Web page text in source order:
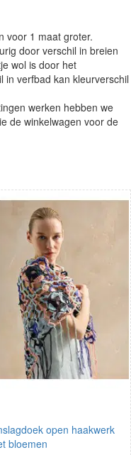
voor 1 maat groter.
door verschil in breien
wol is door het
in verfbad kan kleurverschil
werken hebben we
de winkelwagen voor de
open haakwerk
bloemen